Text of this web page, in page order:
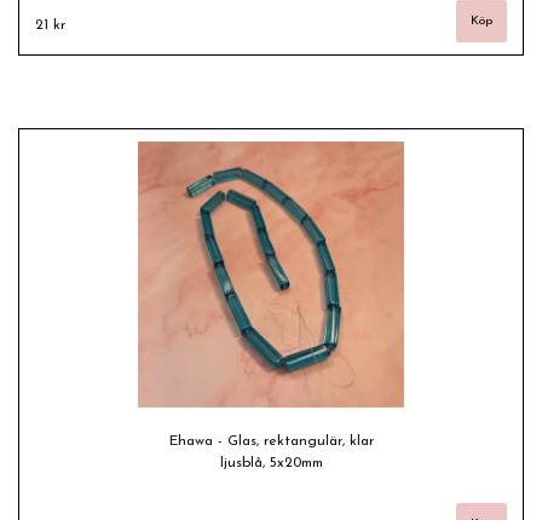
21 kr
Ehawa - Glas, rektangulär, klar
ljusblå, 5x20mm